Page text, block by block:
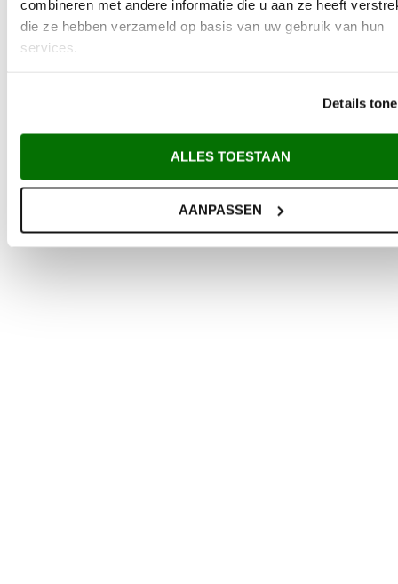
combineren met andere informatie die u aan ze heeft
die ze hebben verzameld op basis van uw gebruik van hun
services.
Details
ALLES TOESTAAN
AANPASSEN